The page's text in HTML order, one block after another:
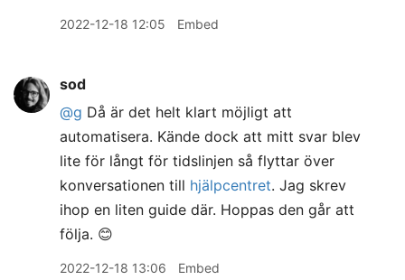
2022-12-18 12:05 Embed
sod
@g Då är det helt klart möjligt att
automatisera. Kände dock att mitt svar blev
lite för långt för tidslinjen så flyttar över
konversationen till hjälpcentret. Jag skrev
ihop en liten guide där. Hoppas den går att
följa. 😊
2022-12-18 13:06 Embed